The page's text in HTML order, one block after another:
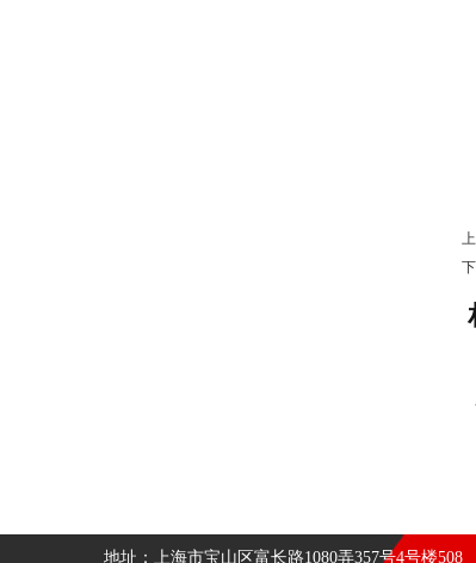
地址：上海市宝山区富长路1080弄357号4号楼508